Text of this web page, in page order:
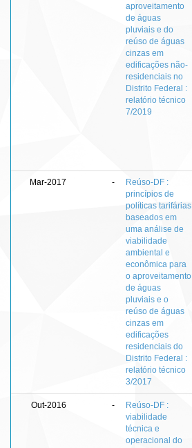
aproveitamento
de águas
pluviais e do
reúso de águas
cinzas em
edificações não-
residenciais no
Distrito Federal :
relatório técnico
7/2019
Mar-2017 -
Reúso-DF :
princípios de
políticas tarifárias
baseados em
uma análise de
viabilidade
ambiental e
econômica para
o aproveitamento
de águas
pluviais e o
reúso de águas
cinzas em
edificações
residenciais do
Distrito Federal :
relatório técnico
3/2017
Out-2016 -
Reúso-DF :
viabilidade
técnica e
operacional do